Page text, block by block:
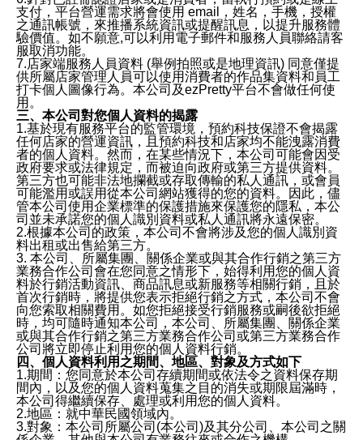
支付，平台營運需求將會使用 email，姓名，手機，授權
之通訊帳號，來推播系統資訊或提醒訊息，以提升服務體
驗價值。如不願意,可以利用電子郵件和服務人員聯絡請客
服取消功能。
7.店家端服務人員資料 (舉例拍照或是地理資訊) 同意僅提
供所屬店家管理人員可以使用消費者的作品集資料和員工
打卡個人圖像行為。本公司及ezPretty平台不會做任何使
用。
三、本公司對您個人資料的揭露
1.基於現有服務平台的監管環境，預約科技保證不會揭露
任何店家的營運資訊，且預約科技和店家均不能洩露消費
者的個人資料。然而，在某些情況下，本公司可能會因受
政府要求或法律規定，而被迫向政府或第三方提供資料。
第三方也可能非法地攔截或存取傳輸的私人通訊，或會員
可能濫用或誤用從本公司網站獲得的您的資料。因此，儘
管本公司使用企業標準的保護措施來保護您的隱私，本公
司並未承諾您的個人識別資料或私人通訊將永遠保密。
2.根據本公司的政策，本公司不會將涉及您的個人識別資
料出租或出售給第三方。
3. 本公司、所屬集團、關係企業或與其合作行銷之第三方
業務合作公司會在您同意之情形下，始得利用您的個人資
料於行銷活動資訊、商品訊息或新服務等相關行銷，且於
首次行銷時，將提供您表示拒絕行銷之方式，本公司不會
向您索取相關費用。如您拒絕接受行銷服務或嗣後欲拒絕
時，均可隨時通知本公司，本公司、所屬集團、關係企業
或與其合作行銷之第三方業務合作公司或第三方業務合作
公司將立即停止利用您的個人資料行銷。
四、個人資料利用之期間、地區、對象及方式如下
1.期間：您同意於本公司存續期間或依法令之資料保存期
間內，以及您的個人資料蒐集之目的消失或期限屆滿時，
本公司得繼續保存、處理或利用您的個人資料。
2.地區：就中華民國領域內。
3.對象：本公司所屬公司(本公司)及其分公司、本公司之關